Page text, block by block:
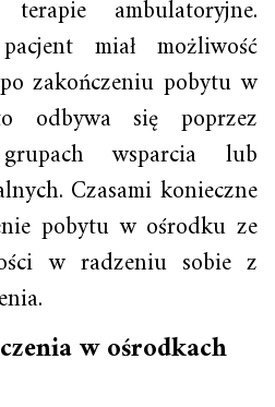
ambulatoryjne.
miał możliwość
zakończeniu pobytu w
odbywa się poprzez
wsparcia lub
Czasami konieczne
pobytu w ośrodku ze
w radzeniu sobie z
w ośrodkach